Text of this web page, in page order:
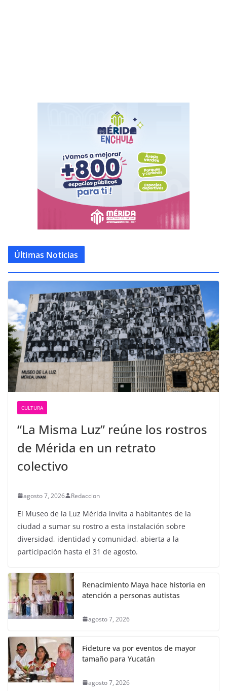
Últimas Noticias
CULTURA
“La Misma Luz” reúne los rostros
de Mérida en un retrato
colectivo
agosto 7, 2026 Redaccion
El Museo de la Luz Mérida invita a habitantes de la
ciudad a sumar su rostro a esta instalación sobre
diversidad, identidad y comunidad, abierta a la
participación hasta el 31 de agosto.
Renacimiento Maya hace historia en
atención a personas autistas
agosto 7, 2026
Fideture va por eventos de mayor
tamaño para Yucatán
agosto 7, 2026